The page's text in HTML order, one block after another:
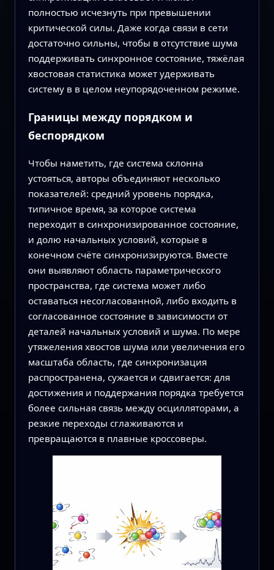
полностью исчезнуть при превышении
критической силы. Даже когда связи в сети
достаточно сильны, чтобы в отсутствие шума
поддерживать синхронное состояние, тяжёлая
хвостовая статистика может удерживать
систему в в целом неупорядоченном режиме.
Границы между порядком и
беспорядком
Чтобы наметить, где система склонна
устояться, авторы объединяют несколько
показателей: средний уровень порядка,
типичное время, за которое система
переходит в синхронизированное состояние,
и долю начальных условий, которые в
конечном счёте синхронизируются. Вместе
они выявляют область параметрического
пространства, где система может либо
оставаться несогласованной, либо входить в
согласованное состояние в зависимости от
деталей начальных условий и шума. По мере
утяжеления хвостов шума или увеличения его
масштаба область, где синхронизация
распространена, сужается и сдвигается: для
достижения и поддержания порядка требуется
более сильная связь между осцилляторами, а
резкие переходы сглаживаются и
превращаются в плавные кроссоверы.